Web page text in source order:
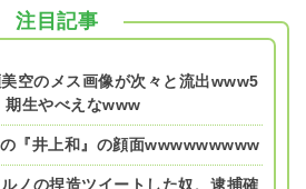
注目記事
美空のメス画像が次々と流出www5
期生やべえなwww
の『井上和』の顔面wwwwwwwww
ルノの捏造ツイートした奴、逮捕確